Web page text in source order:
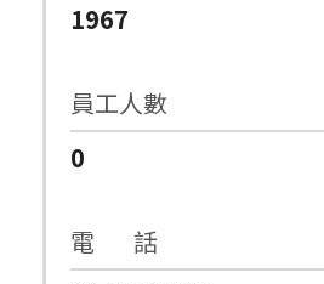
1967
員工人數
0
電 話